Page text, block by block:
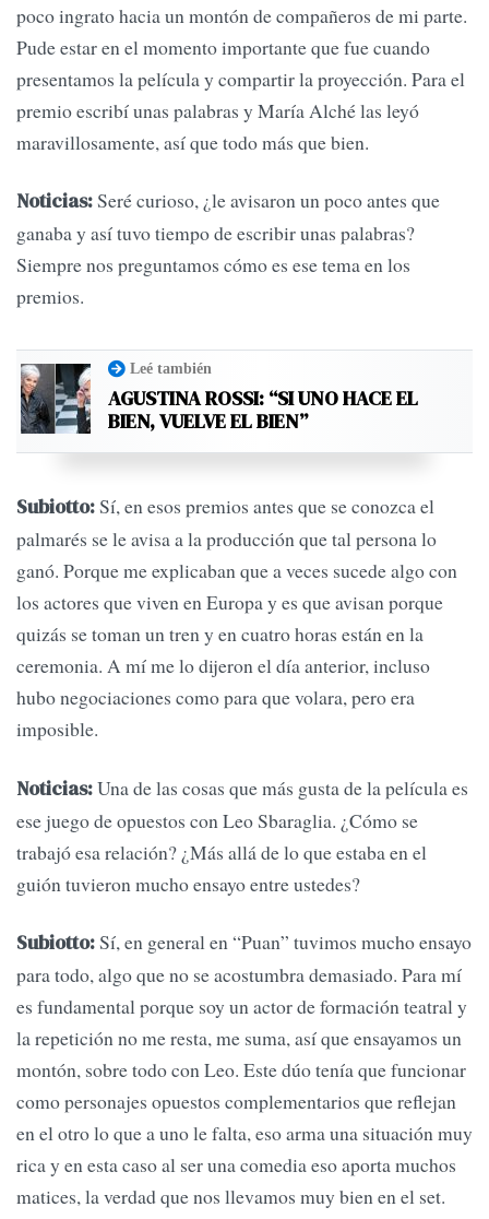
poco ingrato hacia un montón de compañeros de mi parte.
Pude estar en el momento importante que fue cuando
presentamos la película y compartir la proyección. Para el
premio escribí unas palabras y María Alché las leyó
maravillosamente, así que todo más que bien.
Noticias:Seré curioso, ¿le avisaron un poco antes que
ganaba y así tuvo tiempo de escribir unas palabras?
Siempre nos preguntamos cómo es ese tema en los
premios.
Leé también
AGUSTINA ROSSI: “SI UNO HACE EL
BIEN, VUELVE EL BIEN”
Subiotto:Sí, en esos premios antes que se conozca el
palmarés se le avisa a la producción que tal persona lo
ganó. Porque me explicaban que a veces sucede algo con
los actores que viven en Europa y es que avisan porque
quizás se toman un tren y en cuatro horas están en la
ceremonia. A mí me lo dijeron el día anterior, incluso
hubo negociaciones como para que volara, pero era
imposible.
Noticias:Una de las cosas que más gusta de la película es
ese juego de opuestos con Leo Sbaraglia. ¿Cómo se
trabajó esa relación? ¿Más allá de lo que estaba en el
guión tuvieron mucho ensayo entre ustedes?
Subiotto:Sí, en general en “Puan” tuvimos mucho ensayo
para todo, algo que no se acostumbra demasiado. Para mí
es fundamental porque soy un actor de formación teatral y
la repetición no me resta, me suma, así que ensayamos un
montón, sobre todo con Leo. Este dúo tenía que funcionar
como personajes opuestos complementarios que reflejan
en el otro lo que a uno le falta, eso arma una situación muy
rica y en esta caso al ser una comedia eso aporta muchos
matices, la verdad que nos llevamos muy bien en el set.